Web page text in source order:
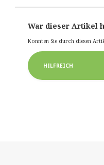
War dieser Artikel
Konnten Sie durch diesen
HILFREICH